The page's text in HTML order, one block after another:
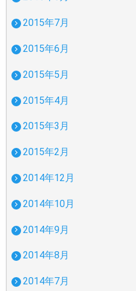
2015年7月
2015年6月
2015年5月
2015年4月
2015年3月
2015年2月
2014年12月
2014年10月
2014年9月
2014年8月
2014年7月